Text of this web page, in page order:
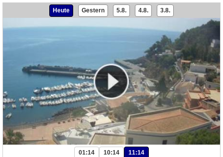
Heute Gestern 5.8. 4.8. 3.8.
01:14 10:14 11:14